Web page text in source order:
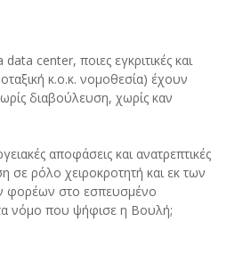
center, ποιες εγκριτικές και
κ.ο.κ. νομοθεσία) έχουν
διαβούλευση, χωρίς καν
αποφάσεις και ανατρεπτικές
ρόλο χειροκροτητή και εκ των
φορέων στο εσπευσμένο
νόμο που ψήφισε η Βουλή;